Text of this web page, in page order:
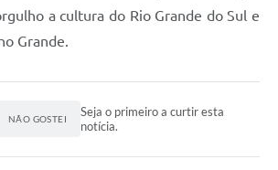
a cultura do Rio Grande do Sul e
Grande.
NÃO GOSTEI
Seja o primeiro a curtir esta
notícia.